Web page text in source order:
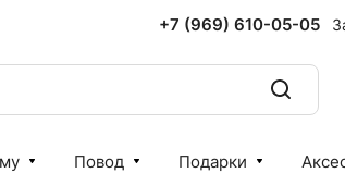
+7 (969) 610-05-05
Повод Подарки